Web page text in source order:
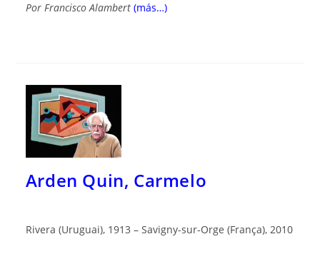
Por Francisco Alambert (más…)
Arden Quin, Carmelo
Rivera (Uruguai), 1913 – Savigny-sur-Orge (França), 2010